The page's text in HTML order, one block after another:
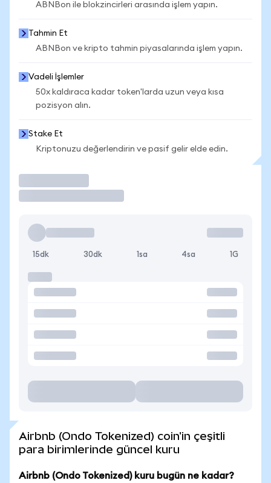
ABNBon ile blokzincirleri arasında işlem yapın.
Tahmin Et
ABNBon ve kripto tahmin piyasalarında işlem yapın.
Vadeli İşlemler
50x kaldıraca kadar token'larda uzun veya kısa
pozisyon alın.
Stake Et
Kriptonuzu değerlendirin ve pasif gelir elde edin.
15dk 30dk 1sa 4sa 1G
Airbnb (Ondo Tokenized) coin'in çeşitli
para birimlerinde güncel kuru
Airbnb (Ondo Tokenized) kuru bugün ne kadar?